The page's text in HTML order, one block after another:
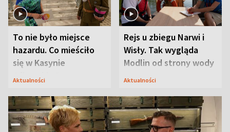
To nie było miejsce
hazardu. Co mieściło
się w Kasynie
Oficerskim?
Aktualności
Rejs u zbiegu Narwi i
Wisły. Tak wygląda
Modlin od strony wody
Aktualności